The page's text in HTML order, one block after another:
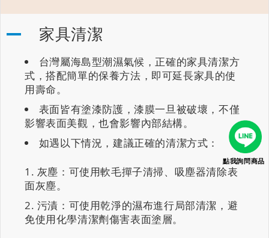
家具清潔
台灣屬海島型潮濕氣候，正確的家具清潔方
式，搭配簡單的保養方法，即可延長家具的使
用壽命。
表面皆有塗漆防護，漆膜一旦被破壞，不僅
影響表面美觀，也會影響內部結構。
如遇以下情況，建議正確的清潔方式：
灰塵：可使用軟毛撣子清掃、吸塵器清除表
面灰塵。
污漬：可使用乾淨的濕布進行局部清潔，避
免使用化學清潔劑傷害表面塗層。
點我詢問商品